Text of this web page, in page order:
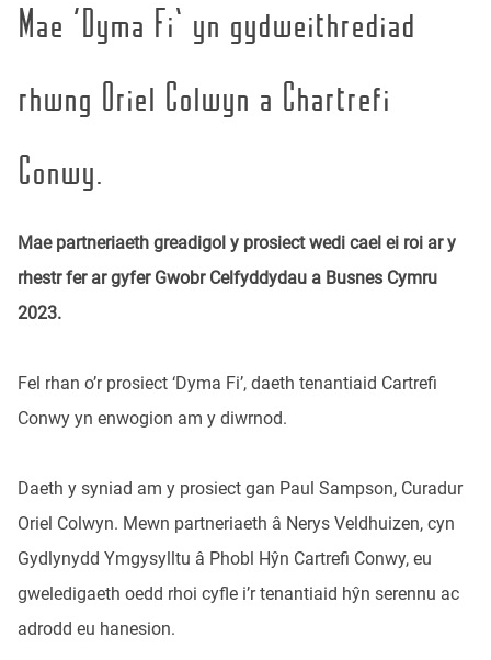
Mae ‘Dyma Fi’ yn gydweithrediad
rhwng Oriel Colwyn a Chartrefi
Conwy.
Mae partneriaeth greadigol y prosiect wedi cael ei roi ar y
rhestr fer ar gyfer Gwobr Celfyddydau a Busnes Cymru
2023.
Fel rhan o’r prosiect ‘Dyma Fi’, daeth tenantiaid Cartrefi
Conwy yn enwogion am y diwrnod.
Daeth y syniad am y prosiect gan Paul Sampson, Curadur
Oriel Colwyn. Mewn partneriaeth â Nerys Veldhuizen, cyn
Gydlynydd Ymgysylltu â Phobl Hŷn Cartrefi Conwy, eu
gweledigaeth oedd rhoi cyfle i’r tenantiaid hŷn serennu ac
adrodd eu hanesion.